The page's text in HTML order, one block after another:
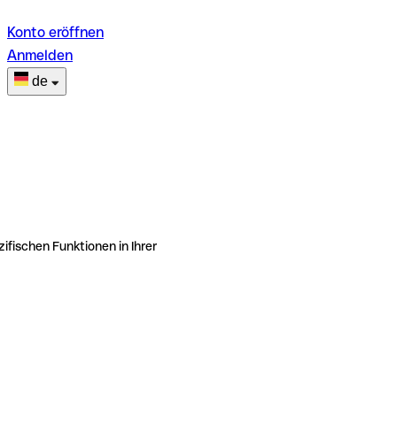
Konto eröffnen
Anmelden
de
Funktionen in Ihrer